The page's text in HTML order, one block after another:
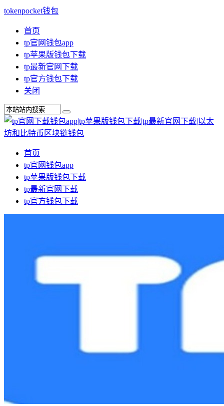
tokenpocket钱包
首页
tp官网钱包app
tp苹果版钱包下载
tp最新官网下载
tp官方钱包下载
关闭
首页
tp官网钱包app
tp苹果版钱包下载
tp最新官网下载
tp官方钱包下载